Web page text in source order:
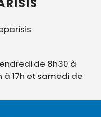
de 8h30 à
à 17h et samedi de